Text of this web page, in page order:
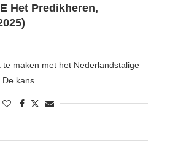
Het Predikheren,
te maken met het Nederlandstalige
kans …